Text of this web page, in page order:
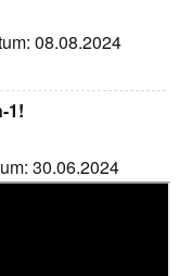
08.08.2024
1!
30.06.2024